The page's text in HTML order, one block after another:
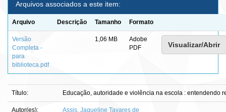
Arquivos associados a este item:
Arquivo Descrição Tamanho Formato
Versão
Completa -
para
biblioteca.pdf
1,06 MB
Adobe
PDF
Visualizar/Abrir
Título: Educação, autoridade e violência na escola : entendendo
Autor(es): Assis, Jaqueline Tavares de